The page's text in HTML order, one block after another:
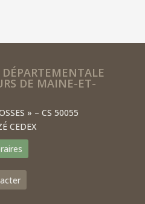
DE MAINE-ET-
» – CS 50055
CEDEX